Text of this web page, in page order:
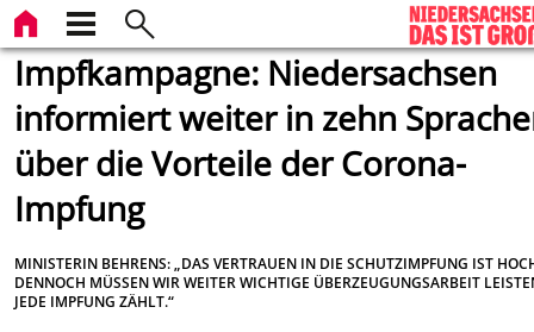
Impfkampagne: Niedersachsen
informiert weiter in zehn
über die Vorteile der Corona-
Impfung
MINISTERIN BEHRENS: „DAS VERTRAUEN IN DIE SCHUTZIMPFUNG IST
DENNOCH MÜSSEN WIR WEITER WICHTIGE ÜBERZEUGUNGSARBEIT
JEDE IMPFUNG ZÄHLT.“